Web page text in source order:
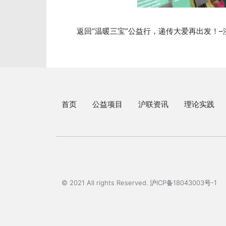
返回“温暖三宝”公益行，递传大爱再出发！
首页 公益项目 沪联资讯 理论实践
© 2021 All rights Reserved. 沪ICP备18043003号-1